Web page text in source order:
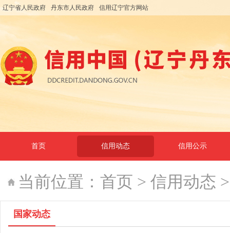
辽宁省人民政府 丹东市人民政府 信用辽宁官方网站
首页 信用动态 信用公示
当前位置： 首页 > 信用动态
国家动态